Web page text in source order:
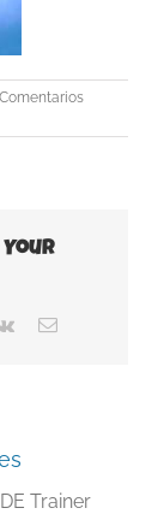
Comentarios
Your
Vk
Correo
Trainer